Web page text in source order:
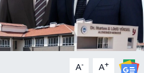
A- A+